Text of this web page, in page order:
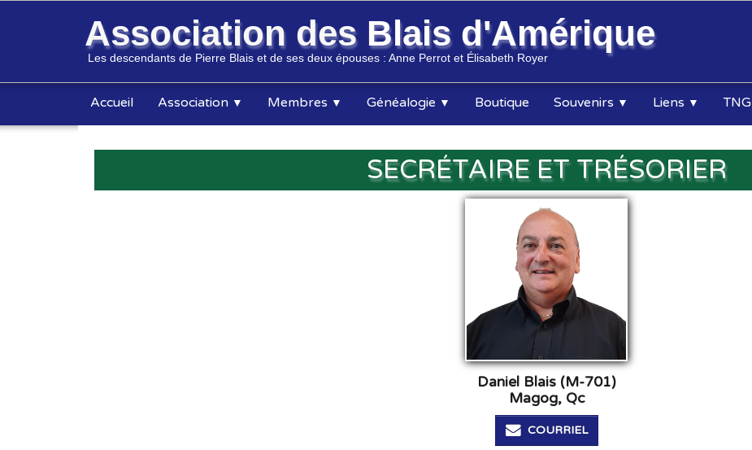
Association des Blais d'Amérique
Les descendants de Pierre Blais et de ses deux épouses : Anne Perrot et Élisabeth Royer
Accueil Association ▼ Membres ▼ Généalogie ▼ Boutique Souvenirs ▼ Liens ▼ TNG
SECRÉTAIRE ET TRÉSORIER
Daniel Blais (M-701)
Magog, Qc
COURRIEL